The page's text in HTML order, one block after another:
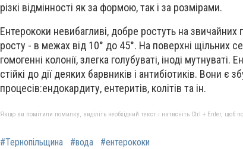
різкі відмінності як за формою, так і за розмірами.
Ентерококи невибагливі, добре ростуть на
росту - в межах від 10° до 45°. На поверхні щільних
гомогенні колонії, злегка голубуваті, іноді
стійкі до дії деяких барвників і антибіотиків. Вони є
процесів:ендокардиту, ентеритів, колітів та ін.
Якщо ви помітили помилку, виділіть необхідний текст і натисніть Ctrl + Enter, щоб
#Тернопільщина #вода #ентерококи